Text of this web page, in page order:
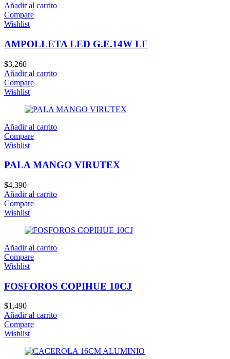
Añadir al carrito
Compare
Wishlist
AMPOLLETA LED G.E.14W LF
$3,260
Añadir al carrito
Compare
Wishlist
Añadir al carrito
Compare
Wishlist
PALA MANGO VIRUTEX
$4,390
Añadir al carrito
Compare
Wishlist
Añadir al carrito
Compare
Wishlist
FOSFOROS COPIHUE 10CJ
$1,490
Añadir al carrito
Compare
Wishlist